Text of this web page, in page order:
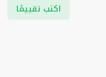
اكتب تقييمًا